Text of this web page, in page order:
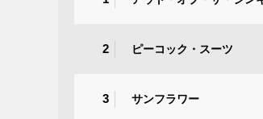
2 ピーコック・スーツ
3 サンフラワー